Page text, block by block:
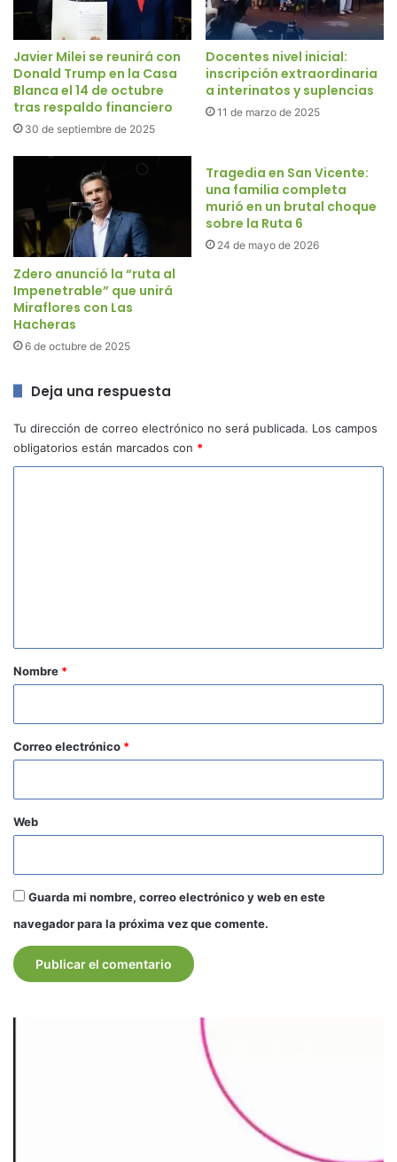
Javier Milei se reunirá con
Donald Trump en la Casa
Blanca el 14 de octubre
tras respaldo financiero
30 de septiembre de 2025
Docentes nivel inicial:
inscripción extraordinaria
a interinatos y suplencias
11 de marzo de 2025
Zdero anunció la “ruta al
Impenetrable” que unirá
Miraflores con Las
Hacheras
6 de octubre de 2025
Tragedia en San Vicente:
una familia completa
murió en un brutal choque
sobre la Ruta 6
24 de mayo de 2026
Deja una respuesta
Tu dirección de correo electrónico no será publicada. Los campos
obligatorios están marcados con *
r
*
Nombre *
Correo electrónico *
Web
Guarda mi nombre, correo electrónico y web en este
navegador para la próxima vez que comente.